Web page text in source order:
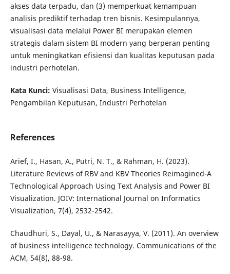
akses data terpadu, dan (3) memperkuat kemampuan
analisis prediktif terhadap tren bisnis. Kesimpulannya,
visualisasi data melalui Power BI merupakan elemen
strategis dalam sistem BI modern yang berperan penting
untuk meningkatkan efisiensi dan kualitas keputusan pada
industri perhotelan.
Kata Kunci: Visualisasi Data, Business Intelligence,
Pengambilan Keputusan, Industri Perhotelan
References
Arief, I., Hasan, A., Putri, N. T., & Rahman, H. (2023).
Literature Reviews of RBV and KBV Theories Reimagined-A
Technological Approach Using Text Analysis and Power BI
Visualization. JOIV: International Journal on Informatics
Visualization, 7(4), 2532-2542.
Chaudhuri, S., Dayal, U., & Narasayya, V. (2011). An overview
of business intelligence technology. Communications of the
ACM, 54(8), 88-98.